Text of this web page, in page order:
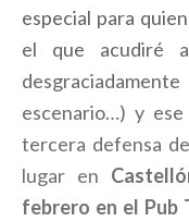
especial para
el que acudiré
escenario…) y
tercera defensa de
lugar en
febrero en el Pub